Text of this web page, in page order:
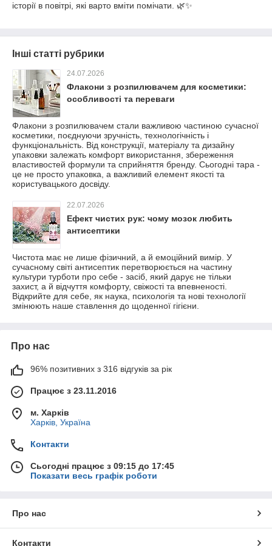
історії в повітрі, які варто вміти помічати. 🌿✨
Інші статті рубрики
24.07.2026
Флакони з розпилювачем для косметики:
особливості та переваги
Флакони з розпилювачем стали важливою частиною сучасної
косметики, поєднуючи зручність, технологічність і
функціональність. Від конструкції, матеріалу та дизайну
упаковки залежать комфорт використання, збереження
властивостей формули та сприйняття бренду. Сьогодні тара -
це не просто упаковка, а важливий елемент якості та
користувацького досвіду.
22.07.2026
Ефект чистих рук: чому мозок любить
антисептики
Чистота має не лише фізичний, а й емоційний вимір. У
сучасному світі антисептик перетворюється на частину
культури турботи про себе - засіб, який дарує не тільки
захист, а й відчуття комфорту, свіжості та впевненості.
Відкрийте для себе, як наука, психологія та нові технології
змінюють наше ставлення до щоденної гігієни.
Про нас
96% позитивних з 316 відгуків за рік
Працює з 23.11.2016
м. Харків
Харків, Україна
Контакти
Сьогодні працює з 09:15 до 17:45
Показати весь графік роботи
Про нас
Контакти